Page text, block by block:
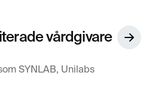
vårdgivare
SYNLAB, Unilabs